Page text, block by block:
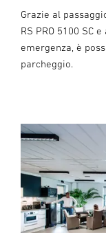
Grazie al
RS PRO 5100 SC
emergenza, è
parcheggio.